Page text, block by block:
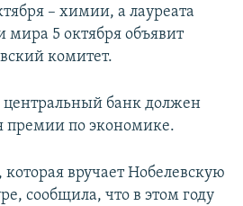
– химии, а лауреата
5 октября объявит
комитет.
банк должен
премии по экономике.
вручает Нобелевскую
сообщила, что в этом году